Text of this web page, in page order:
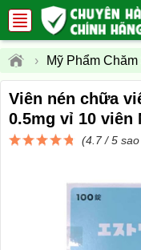
› Mỹ Phẩm
Viên nén chữa
0.5mg vỉ 10 viên
(4.7 / 5